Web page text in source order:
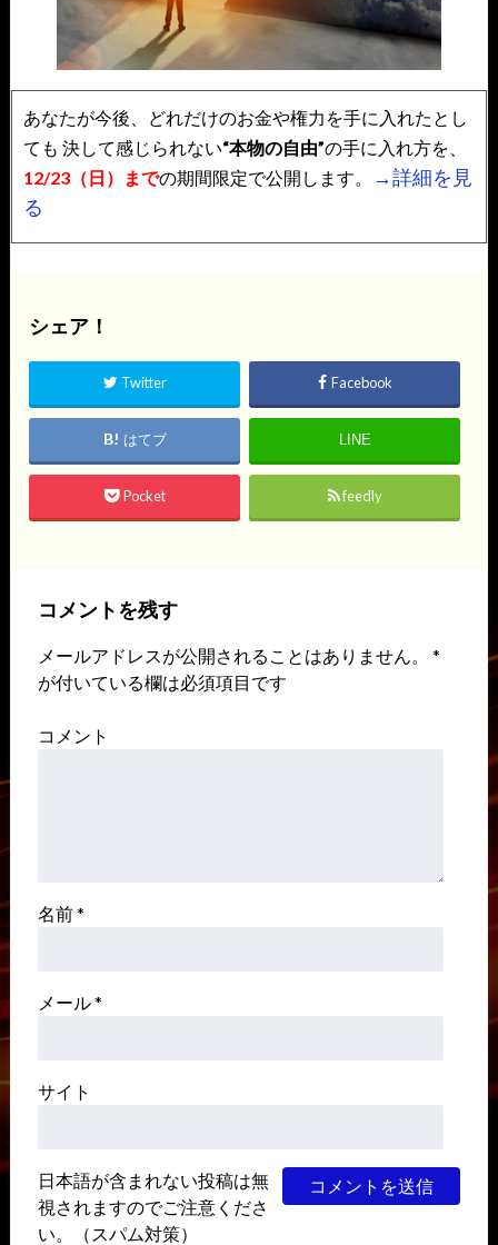
あなたが今後、どれだけのお金や権力を手に入れたとし
ても 決して感じられない“本物の自由”の手に入れ方を、
12/23（日）までの期間限定で公開します。
→詳細を見
る
シェア！
Twitter Facebook
はてブ LINE
Pocket feedly
コメントを残す
メールアドレスが公開されることはありません。
*
が付いている欄は必須項目です
コメント
名前*
メール*
サイト
日本語が含まれない投稿は無
視されますのでご注意くださ
い。（スパム対策）